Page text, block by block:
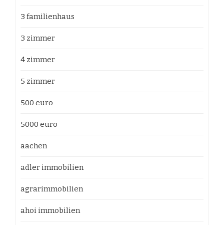
3 familienhaus
3 zimmer
4 zimmer
5 zimmer
500 euro
5000 euro
aachen
adler immobilien
agrarimmobilien
ahoi immobilien